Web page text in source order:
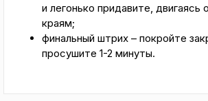
и легонько придавите, двигаясь
краям;
финальный штрих – покройте
просушите 1-2 минуты.